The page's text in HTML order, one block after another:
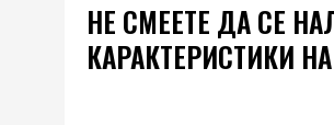
НЕ СМЕЕТЕ ДА СЕ
КАРАКТЕРИСТИКИ